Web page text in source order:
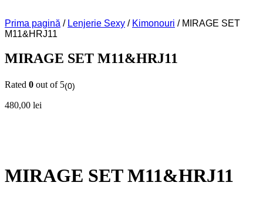
Prima pagină / Lenjerie Sexy / Kimonouri / MIRAGE SET
M11&HRJ11
MIRAGE SET M11&HRJ11
Rated 0 out of 5(0)
480,00 lei
MIRAGE SET M11&HRJ11